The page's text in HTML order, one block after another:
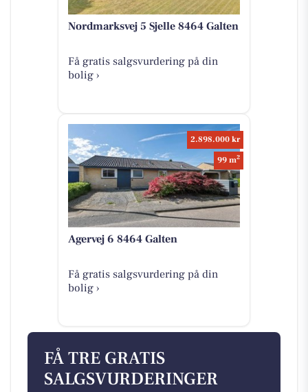
Nordmarksvej 5 Sjelle 8464 Galten
Få gratis salgsvurdering på din
bolig ›
2.898.000 kr
99 m2
Agervej 6 8464 Galten
Få gratis salgsvurdering på din
bolig ›
FÅ TRE GRATIS
SALGSVURDERINGER